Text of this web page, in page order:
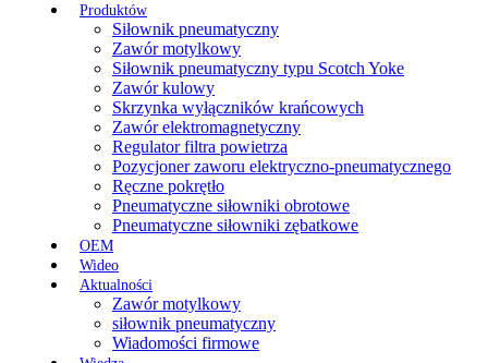
Produktów
Siłownik pneumatyczny
Zawór motylkowy
Siłownik pneumatyczny typu Scotch Yoke
Zawór kulowy
Skrzynka wyłączników krańcowych
Zawór elektromagnetyczny
Regulator filtra powietrza
Pozycjoner zaworu elektryczno-pneumatycznego
Ręczne pokrętło
Pneumatyczne siłowniki obrotowe
Pneumatyczne siłowniki zębatkowe
OEM
Wideo
Aktualności
Zawór motylkowy
siłownik pneumatyczny
Wiadomości firmowe